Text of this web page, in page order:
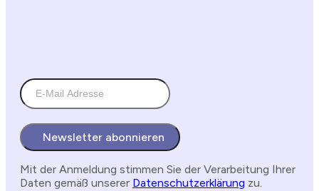
Newsletter abonnieren
Mit der Anmeldung stimmen Sie der Verarbeitung Ihrer
Daten gemäß unserer Datenschutzerklärung zu.